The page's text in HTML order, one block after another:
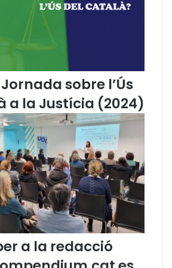
n
a
r
u
s
sobre l’Ús
a la Justícia (2024)
a la redacció